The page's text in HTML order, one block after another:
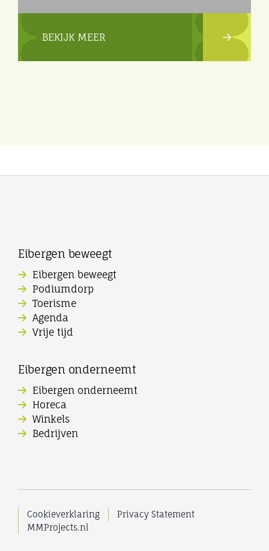
BEKIJK MEER
Eibergen beweegt
Eibergen beweegt
Podiumdorp
Toerisme
Agenda
Vrije tijd
Eibergen onderneemt
Eibergen onderneemt
Horeca
Winkels
Bedrijven
Cookieverklaring
Privacy Statement
MMProjects.nl